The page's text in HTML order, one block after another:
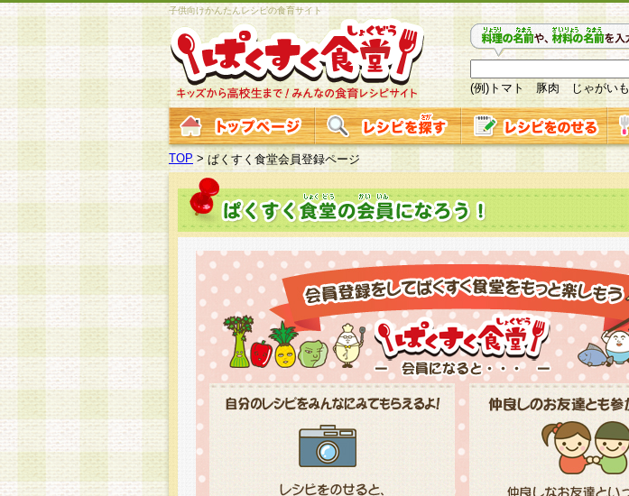
子供向けかんたんレシピの食育サイト
(例)トマト 豚肉 じゃがいも
TOP >ぱくすく食堂会員登録ページ